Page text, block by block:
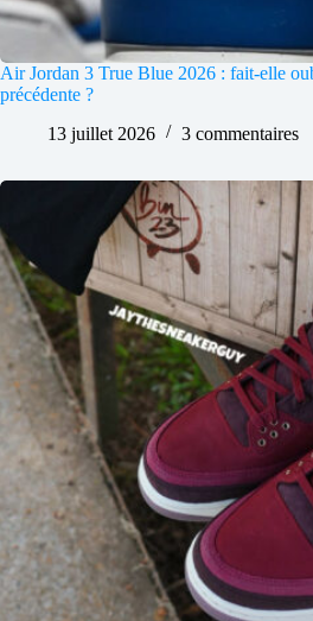
Air Jordan 3 True Blue 2026 : fait-elle
précédente ?
13 juillet 2026
3 commentaires